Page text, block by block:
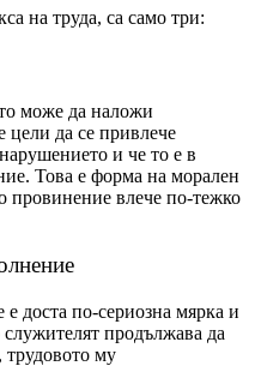
на труда, са само три:
може да наложи
цели да се привлече
и че то е в
Това е форма на морален
провинение влече по-тежко
доста по-сериозна мярка и
служителят продължава да
трудовото му